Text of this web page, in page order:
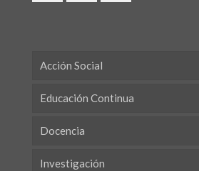
Acción Social
Educación Continua
Docencia
Investigación